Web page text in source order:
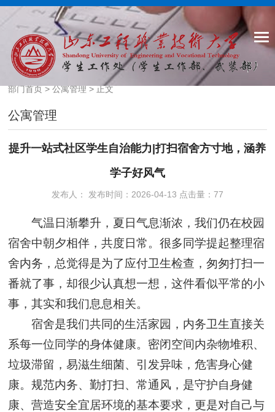
部门首页>公寓管理> 正文
公寓管理
提升一站式社区学生自治能力|打扫宿舍方寸地，涵养
学子好风气
发布人： 发布时间：2026-04-13 点击量： 77
气温日渐攀升，夏日气息渐浓，我们仍在校园
宿舍中朝夕相伴，共度日常。很多同学提起整理宿
舍内务，总觉得是为了应付卫生检查，匆匆打扫一
番就了事，却很少认真想一想，这件看似平常的小
事，其实和我们息息相关。
宿舍是我们共同的生活家园，内务卫生直接关
系每一位同学的身体健康。密闭空间内杂物堆积、
垃圾滞留，易滋生细菌、引发异味，危害身心健
康。规范内务、勤打扫、常通风，是守护自身健
康、营造安全宜居环境的基本要求，更是对自己与